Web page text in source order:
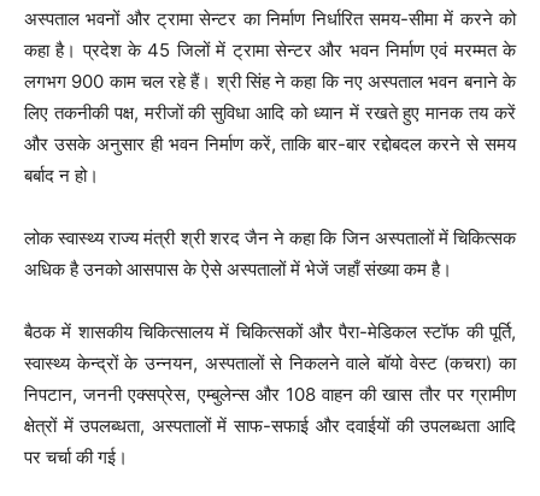
अस्पताल भवनों और ट्रामा सेन्टर का निर्माण निर्धारित समय-सीमा में करने को
कहा है। प्रदेश के 45 जिलों में ट्रामा सेन्टर और भवन निर्माण एवं मरम्मत के
लगभग 900 काम चल रहे हैं। श्री सिंह ने कहा कि नए अस्पताल भवन बनाने के
लिए तकनीकी पक्ष, मरीजों की सुविधा आदि को ध्यान में रखते हुए मानक तय करें
और उसके अनुसार ही भवन निर्माण करें, ताकि बार-बार रद्दोबदल करने से समय
बर्बाद न हो।
लोक स्वास्थ्य राज्य मंत्री श्री शरद जैन ने कहा कि जिन अस्पतालों में चिकित्सक
अधिक है उनको आसपास के ऐसे अस्पतालों में भेजें जहाँ संख्या कम है।
बैठक में शासकीय चिकित्सालय में चिकित्सकों और पैरा-मेडिकल स्टॉफ की पूर्ति,
स्वास्थ्य केन्द्रों के उन्नयन, अस्पतालों से निकलने वाले बॉयो वेस्ट (कचरा) का
निपटान, जननी एक्सप्रेस, एम्बुलेन्स और 108 वाहन की खास तौर पर ग्रामीण
क्षेत्रों में उपलब्धता, अस्पतालों में साफ-सफाई और दवाईयों की उपलब्धता आदि
पर चर्चा की गई।